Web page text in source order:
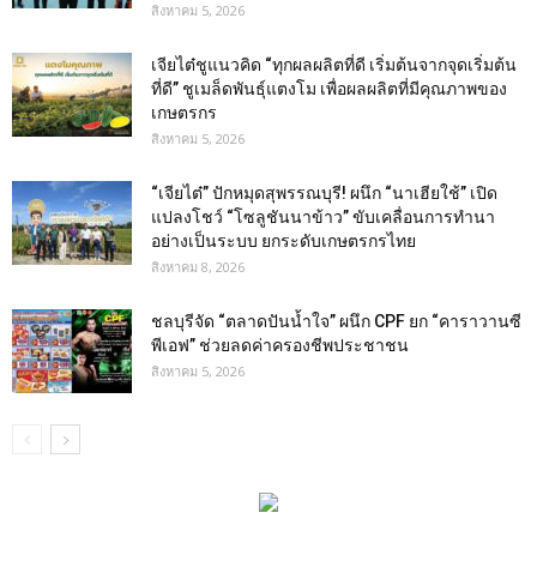
สิงหาคม 5, 2026
เจียไต๋ชูแนวคิด “ทุกผลผลิตที่ดี เริ่มต้นจากจุดเริ่มต้น
ที่ดี” ชูเมล็ดพันธุ์แตงโม เพื่อผลผลิตที่มีคุณภาพของ
เกษตรกร
สิงหาคม 5, 2026
“เจียไต๋” ปักหมุดสุพรรณบุรี! ผนึก “นาเฮียใช้” เปิด
แปลงโชว์ “โซลูชันนาข้าว” ขับเคลื่อนการทำนา
อย่างเป็นระบบ ยกระดับเกษตรกรไทย
สิงหาคม 8, 2026
ชลบุรีจัด “ตลาดปันน้ำใจ” ผนึก CPF ยก “คาราวานซี
พีเอฟ” ช่วยลดค่าครองชีพประชาชน
สิงหาคม 5, 2026